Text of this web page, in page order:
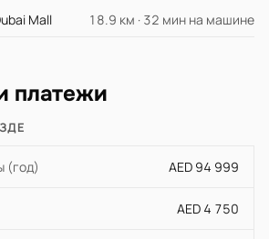
Mall 18.9 км · 32 мин на машине
платежи
(год) AED 94 999
AED 4 750